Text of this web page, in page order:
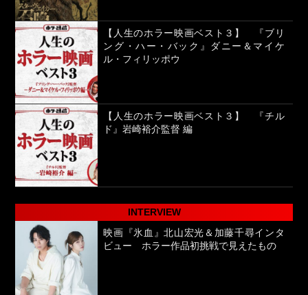
【人生のホラー映画ベスト３】 『ブリ
ング・ハー・バック』ダニー＆マイケ
ル・フィリッポウ
【人生のホラー映画ベスト３】 『チル
ド』岩崎裕介監督 編
INTERVIEW
映画『氷血』北山宏光＆加藤千尋インタ
ビュー ホラー作品初挑戦で見えたもの